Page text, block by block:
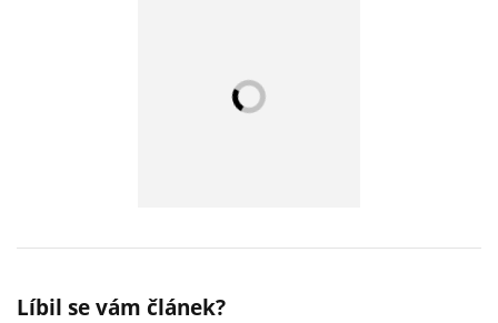
Líbil se vám článek?